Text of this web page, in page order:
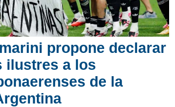
propone declarar
ilustres a los
de la